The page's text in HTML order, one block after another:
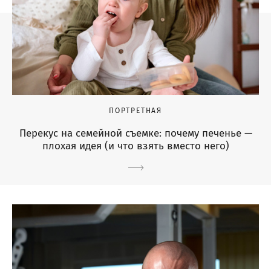
ПОРТРЕТНАЯ
Перекус на семейной съемке: почему печенье —
плохая идея (и что взять вместо него)